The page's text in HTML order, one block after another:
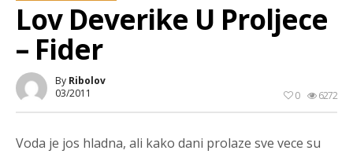
Lov Deverike U Proljece
– Fider
By Ribolov
03/2011
6272
0
Voda je jos hladna, ali kako dani prolaze sve vece su